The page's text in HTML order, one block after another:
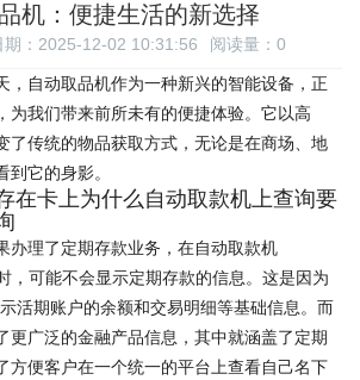
机：便捷生活的新选择
期：2025-12-02 10:31:56 阅读量： 0
，自动取品机作为一种新兴的智能设备，正
为我们带来前所未有的便捷体验。它以高
了传统的物品获取方式，无论是在商场、地
它的身影。
在卡上为什么自动取款机上查询要
办理了定期存款业务，在自动取款机
，可能不会显示定期存款的信息。这是因为
活期账户的余额和交易明细等基础信息。而
更广泛的金融产品信息，其中就涵盖了定期
方便客户在一个统一的平台上查看自己名下